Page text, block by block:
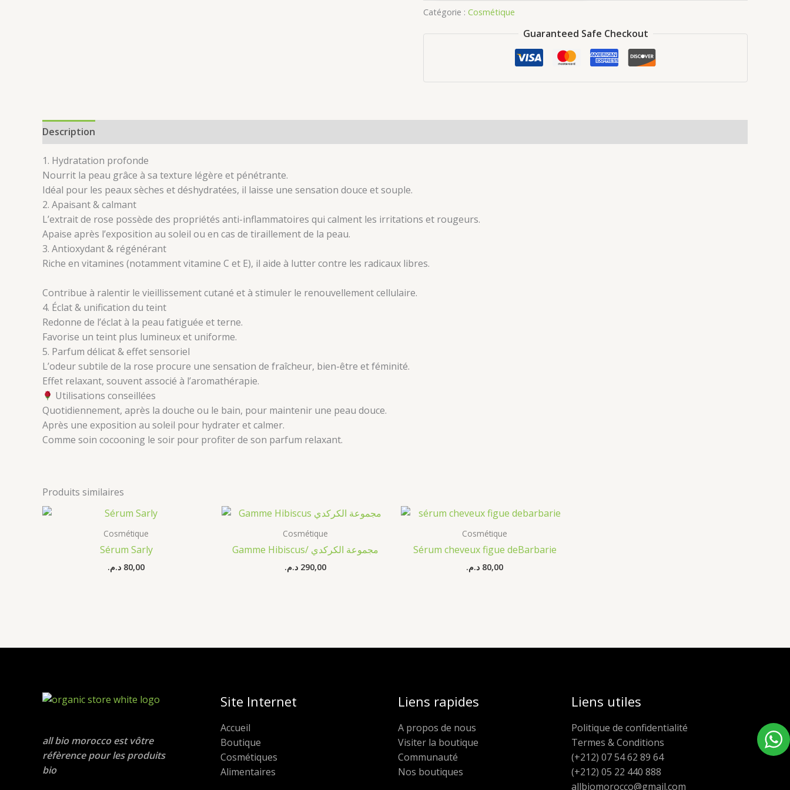
Rose
Catégorie : Cosmétique
Guaranteed Safe Checkout
Description
1. Hydratation profonde
Nourrit la peau grâce à sa texture légère et pénétrante.
Idéal pour les peaux sèches et déshydratées, il laisse une sensation douce et souple.
2. Apaisant & calmant
L’extrait de rose possède des propriétés anti-inflammatoires qui calment les irritations et rougeurs.
Apaise après l’exposition au soleil ou en cas de tiraillement de la peau.
3. Antioxydant & régénérant
Riche en vitamines (notamment vitamine C et E), il aide à lutter contre les radicaux libres.
Contribue à ralentir le vieillissement cutané et à stimuler le renouvellement cellulaire.
4. Éclat & unification du teint
Redonne de l’éclat à la peau fatiguée et terne.
Favorise un teint plus lumineux et uniforme.
5. Parfum délicat & effet sensoriel
L’odeur subtile de la rose procure une sensation de fraîcheur, bien-être et féminité.
Effet relaxant, souvent associé à l’aromathérapie.
Utilisations conseillées
Quotidiennement, après la douche ou le bain, pour maintenir une peau douce.
Après une exposition au soleil pour hydrater et calmer.
Comme soin cocooning le soir pour profiter de son parfum relaxant.
Produits similaires
Cosmétique
Sérum Sarly
80,00 د.م.
Cosmétique
Gamme Hibiscus/ مجموعة الكركدي
290,00 د.م.
Cosmétique
Sérum cheveux figue deBarbarie
80,00 د.م.
all bio morocco est vôtre
réfèrence pour les produits
bio
Site Internet
Accueil
Boutique
Cosmétiques
Alimentaires
Liens rapides
A propos de nous
Visiter la boutique
Communauté
Nos boutiques
Liens utiles
Politique de confidentialité
Termes & Conditions
(+212) 07 54 62 89 64
(+212) 05 22 440 888
allbiomorocco@gmail.com